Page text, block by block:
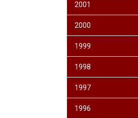
2001
2000
1999
1998
1997
1996